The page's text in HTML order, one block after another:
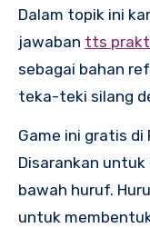
Dalam topik ini kami akan menyajikan kunci
jawaban tts
sebagai bahan
teka-teki silang
Game ini gratis di
Disarankan
bawah huruf.
untuk